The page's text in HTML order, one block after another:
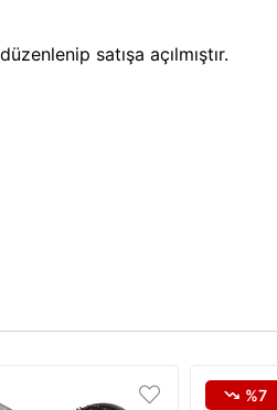
satışa açılmıştır.
%7